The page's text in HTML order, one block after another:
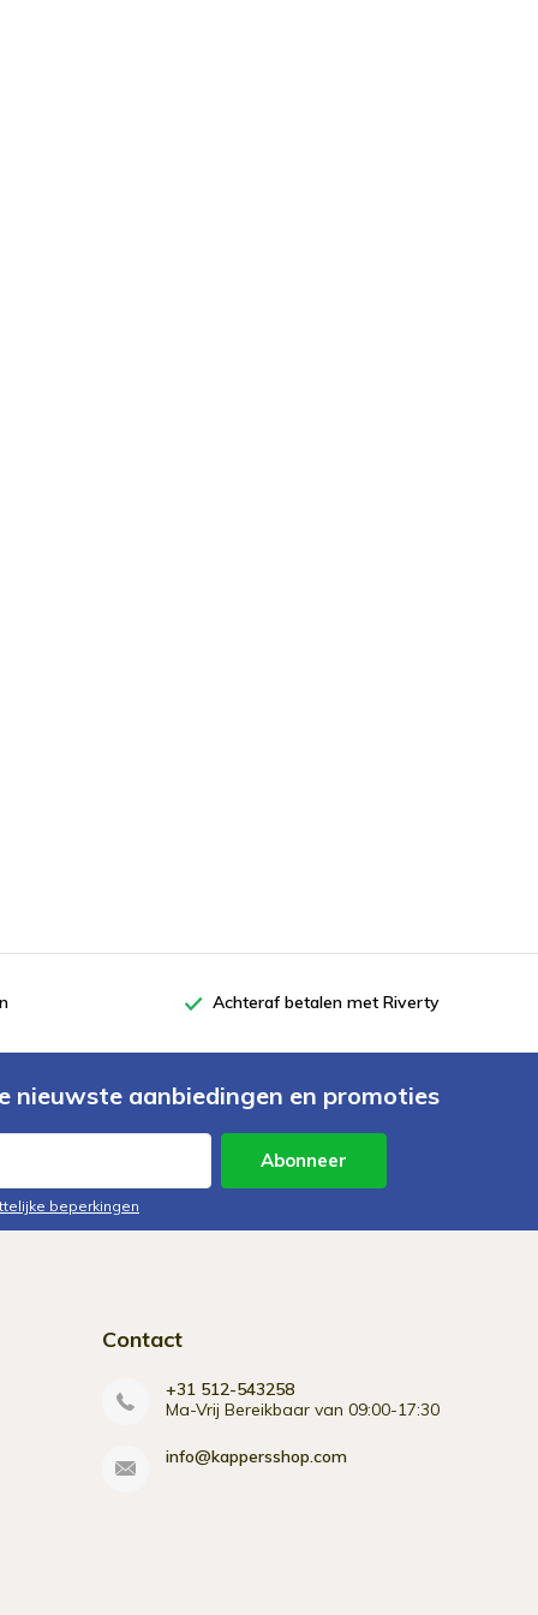
Achteraf betalen met Riverty
nieuwste aanbiedingen en promoties
Abonneer
beperkingen
Contact
+31 512-543258
Ma-Vrij Bereikbaar van 09:00-17:30
info@kappersshop.com